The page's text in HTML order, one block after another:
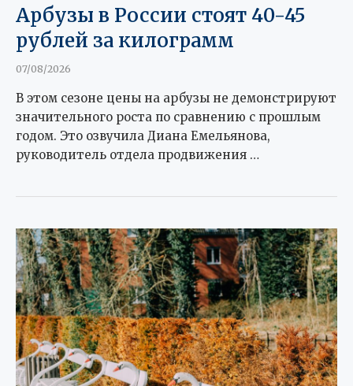
Арбузы в России стоят 40-45
рублей за килограмм
07/08/2026
В этом сезоне цены на арбузы не демонстрируют
значительного роста по сравнению с прошлым
годом. Это озвучила Диана Емельянова,
руководитель отдела продвижения …